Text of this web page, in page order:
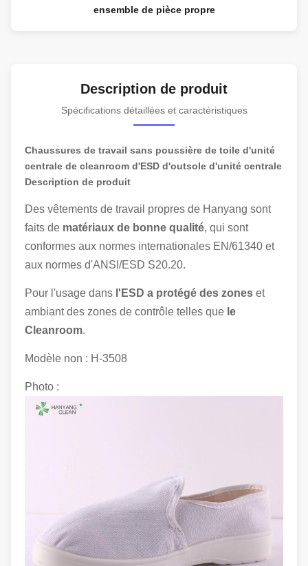
ensemble de pièce propre
Description de produit
Spécifications détaillées et caractéristiques
Chaussures de travail sans poussière de toile d'unité
centrale de cleanroom d'ESD d'outsole d'unité centrale
Description de produit
Des vêtements de travail propres de Hanyang sont
faits de matériaux de bonne qualité, qui sont
conformes aux normes internationales EN/61340 et
aux normes d'ANSI/ESD S20.20.
Pour l'usage dans l'ESD a protégé des zones et
ambiant des zones de contrôle telles que le
Cleanroom.
Modèle non : H-3508
Photo :